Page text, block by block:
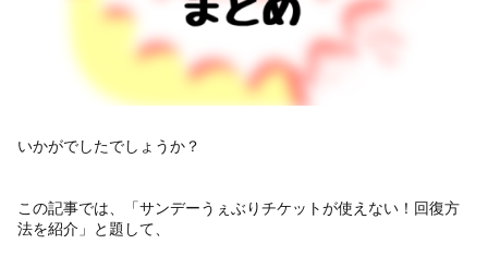
いかがでしたでしょうか？
この記事では、「サンデーうぇぶりチケットが使えない！回復方
法を紹介」と題して、